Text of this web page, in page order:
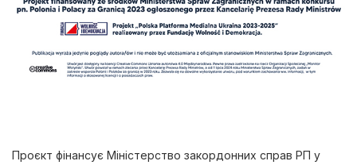
Проєкт фінансує Міністерство закордонних справ РП у